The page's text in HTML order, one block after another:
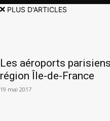
PLUS D'ARTICLES
Les aéroports
région Île-de-France
19 mai 2017